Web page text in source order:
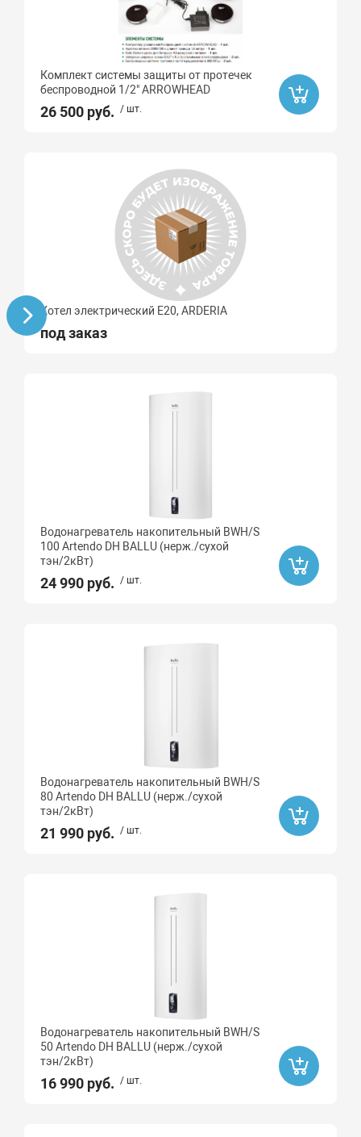
Комплект системы защиты от протечек
беcпроводной 1/2" ARROWHEAD
26 500 руб. / шт.
Котел электрический E20, ARDERIA
под заказ
Водонагреватель накопительный BWH/S
100 Artendo DH BALLU (нерж./сухой
тэн/2кВт)
24 990 руб. / шт.
Водонагреватель накопительный BWH/S
80 Artendo DH BALLU (нерж./сухой
тэн/2кВт)
21 990 руб. / шт.
Водонагреватель накопительный BWH/S
50 Artendo DH BALLU (нерж./сухой
тэн/2кВт)
16 990 руб. / шт.